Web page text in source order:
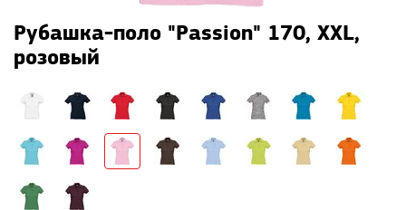
Рубашка-поло "Passion" 170, XXL,
розовый